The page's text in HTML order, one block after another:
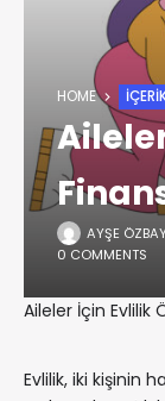
HOME
AYŞE
0 COMMENTS
Aileler İçin Evlilik
Evlilik, iki kişinin